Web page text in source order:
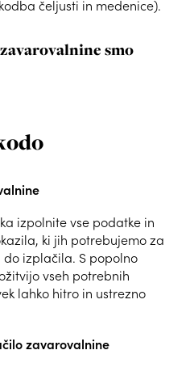
čeljusti in medenice).
smo
izpolnite vse podatke in
ki jih potrebujemo za
izplačila. S popolno
vseh potrebnih
lahko hitro in ustrezno
zavarovalnine